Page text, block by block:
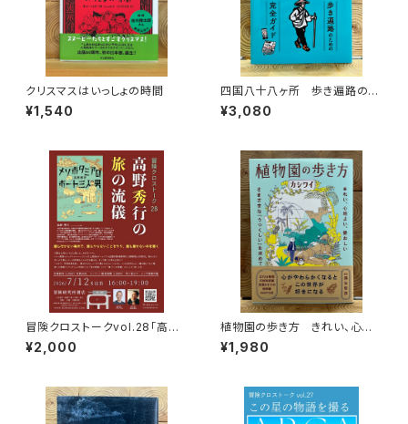
クリスマスはいっしょの時間
¥1,540
四国八十八ヶ所 歩き遍路のた
めの完全ガイド
¥3,080
冒険クロストークvol.28「高野
秀行の旅の流儀」録画視聴権
¥2,000
植物園の歩き方 きれい、心地
よい、愛おしい さまざまな「うつ
くしい」を求めて
¥1,980